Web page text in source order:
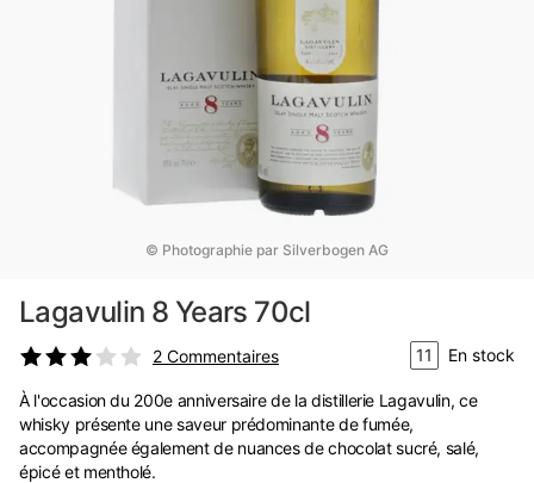
© Photographie par Silverbogen AG
Lagavulin 8 Years 70cl
2 Commentaires 11 En stock
À l'occasion du 200e anniversaire de la distillerie Lagavulin, ce
whisky présente une saveur prédominante de fumée,
accompagnée également de nuances de chocolat sucré, salé,
épicé et mentholé.